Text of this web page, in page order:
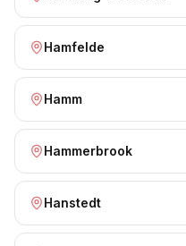
Hamfelde
Hamm
Hammerbrook
Hanstedt